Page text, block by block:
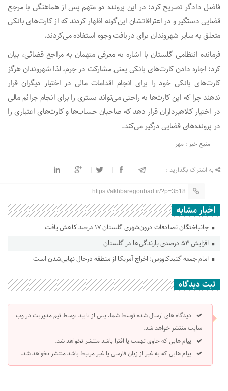
فاضل دادگر تصریح کرد: در این پرونده دو متهم پس از هماهنگی با مرجع
قضایی دستگیر و در اعترافاتشان این‌گونه اظهار کردند که از کارت‌های بانکی
متعلق به سایر شهروندان برای دریافت وجوه استفاده می‌کردند.
فرمانده انتظامی گلستان با اشاره به معرفی متهمان به مراجع قضائی، بیان
کرد: اجاره دادن کارت‌های بانکی یعنی مشارکت در جرم، لذا شهروندان هرگز
کارت‌های بانکی خود را برای انجام اقدامات مالی در اختیار دیگران قرار
ندهند چرا که این کارت‌ها به راحتی می‌تواند بستری را برای انجام جرائم مالی
در اختیار کلاهبرداران قرار دهد که صاحبان حساب‌ها و کارت‌های اعتباری را
در پرونده‌های قضایی درگیر می‌کند.
منبع خبر : مهر
به اشتراک بگذارید :
https://akhbaregonbad.ir/?p=3518
اخبار مشابه
جانباختگان تصادفات درون‌شهری گلستان ۱۷ درصد کاهش یافت
افزایش ۵۳ درصدی بارندگی‌ها در گلستان
امام جمعه گنبدکاووس: اخراج آمریکا از منطقه درحال نهایی‌شدن است
ثبت دیدگاه
دیدگاه های ارسال شده توسط شما، پس از تایید توسط تیم مدیریت در وب
سایت منتشر خواهد شد.
پیام هایی که حاوی تهمت یا افترا باشد منتشر نخواهد شد.
پیام هایی که به غیر از زبان فارسی یا غیر مرتبط باشد منتشر نخواهد شد.